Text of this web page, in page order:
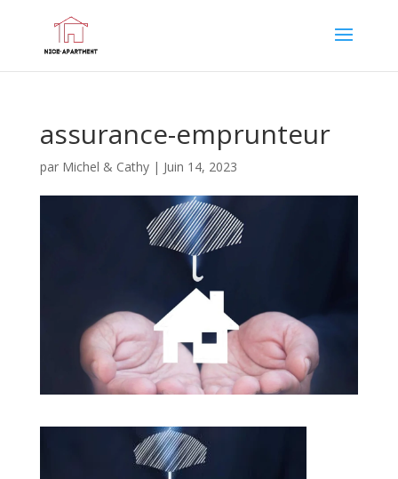
assurance-emprunteur
par Michel & Cathy| Juin 14, 2023